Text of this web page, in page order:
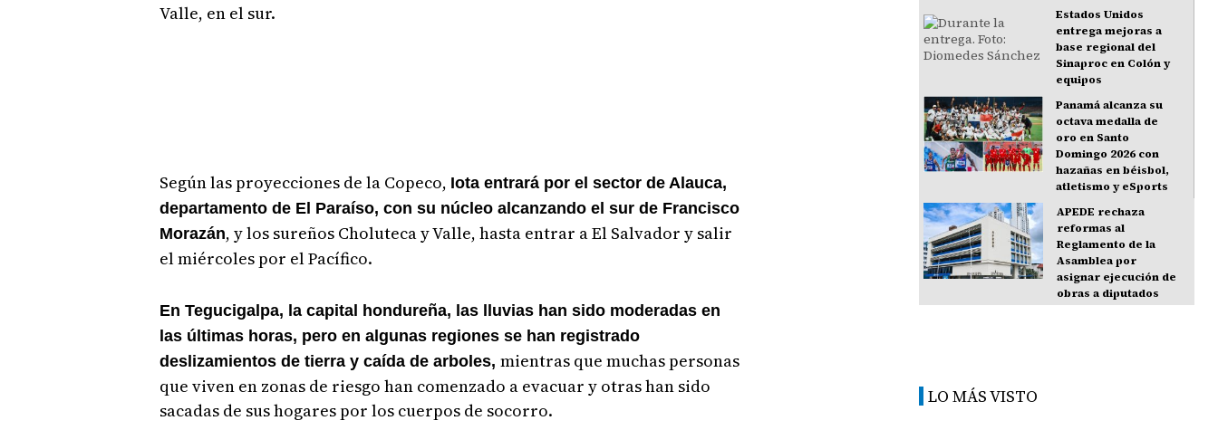
Valle, en el sur.
Según las proyecciones de la Copeco, Iota entrará por el sector de Alauca,
departamento de El Paraíso, con su núcleo alcanzando el sur de Francisco
Morazán, y los sureños Choluteca y Valle, hasta entrar a El Salvador y salir
el miércoles por el Pacífico.
En Tegucigalpa, la capital hondureña, las lluvias han sido moderadas en
las últimas horas, pero en algunas regiones se han registrado
deslizamientos de tierra y caída de arboles, mientras que muchas personas
que viven en zonas de riesgo han comenzado a evacuar y otras han sido
sacadas de sus hogares por los cuerpos de socorro.
Estados Unidos
entrega mejoras a
base regional del
Sinaproc en Colón y
equipos
Panamá alcanza su
octava medalla de
oro en Santo
Domingo 2026 con
hazañas en béisbol,
atletismo y eSports
APEDE rechaza
reformas al
Reglamento de la
Asamblea por
asignar ejecución de
obras a diputados
LO MÁS VISTO